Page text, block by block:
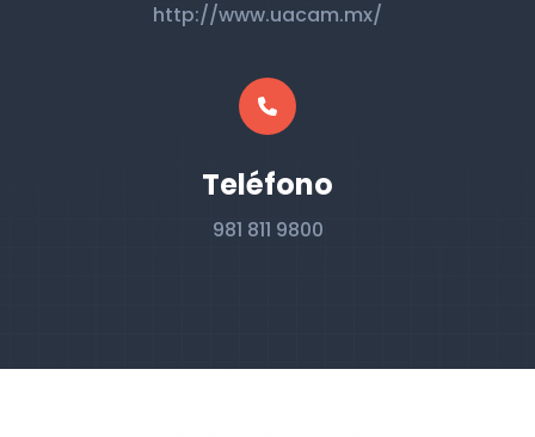
http://www.uacam.mx/
Teléfono
981 811 9800